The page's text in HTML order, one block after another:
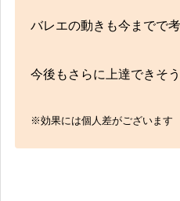
バレエの動きも今までで
今後もさらに上達できそ
※効果には個人差がございます